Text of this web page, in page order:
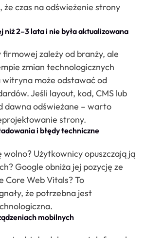
że czas na odświeżenie strony
niż 2–3 lata i nie była aktualizowana
firmowej zależy od branży, ale
zmian technologicznych
może odstawać od
Jeśli layout, kod, CMS lub
dawna odświeżane – warto
strony.
i błędy techniczne
wolno? Użytkownicy opuszczają ją
Google obniża jej pozycję ze
Core Web Vitals? To
że potrzebna jest
mobilnych